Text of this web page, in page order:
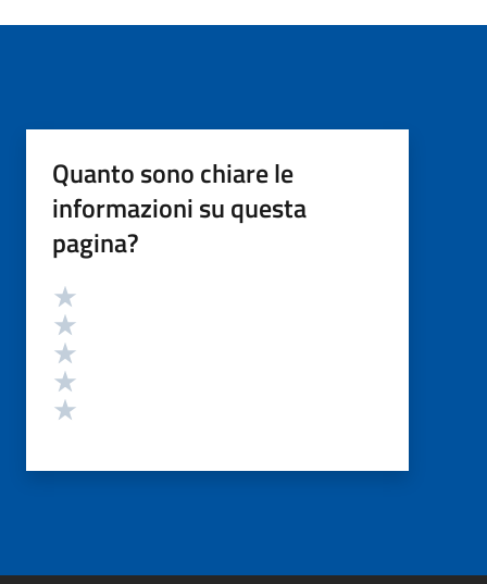
Quanto sono chiare le
informazioni su questa
pagina?
Valutazione